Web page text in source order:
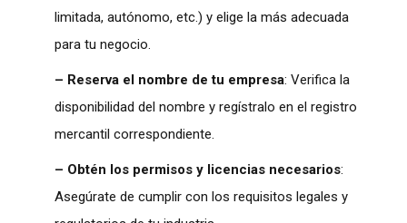
limitada, autónomo, etc.) y elige la más adecuada
para tu negocio.
– Reserva el nombre de tu empresa: Verifica la
disponibilidad del nombre y regístralo en el registro
mercantil correspondiente.
– Obtén los permisos y licencias necesarios:
Asegúrate de cumplir con los requisitos legales y